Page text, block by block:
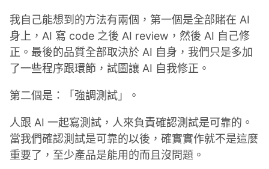
我自己能想到的方法有兩個，第一個是全部賭在 AI
身上，AI 寫 code 之後 AI review，然後 AI 自己修
正。最後的品質全部取決於 AI 自身，我們只是多加
了一些程序跟環節，試圖讓 AI 自我修正。
第二個是：「強調測試」。
人跟 AI 一起寫測試，人來負責確認測試是可靠的。
當我們確認測試是可靠的以後，確實實作就不是這麼
重要了，至少產品是能用的而且沒問題。